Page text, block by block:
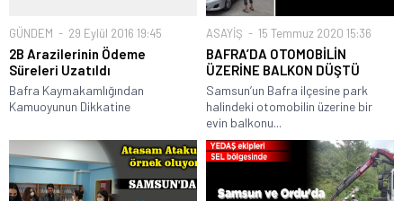
GÜNDEM 29 Eylül 2016 19:45
2B Arazilerinin Ödeme
Süreleri Uzatıldı
Bafra Kaymakamlığından
Kamuoyunun Dikkatine
ASAYİŞ 15 Temmuz 2020 15:36
BAFRA’DA OTOMOBİLİN
ÜZERİNE BALKON DÜŞTÜ
Samsun’un Bafra ilçesine park
halindeki otomobilin üzerine bir
evin balkonu...